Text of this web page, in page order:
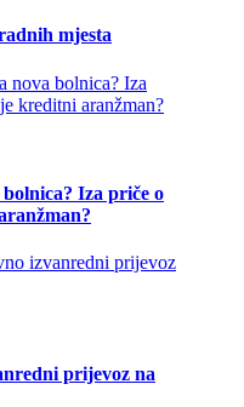
mjesta
Iza priče o
prijevoz na